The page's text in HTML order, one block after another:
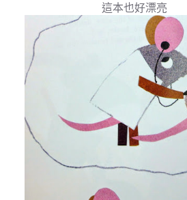
這本也好漂亮